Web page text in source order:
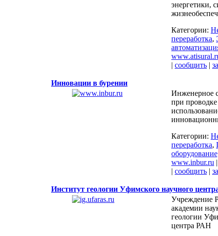
энергетики,
Категории:
переработка,
| сообщить |
Инновации в бурении
Инженерное
при
Категории:
переработка,
www.inbur.ru
| сообщить |
Институт геологии Уфимского научного
Учреждение
академии
геологии
центра РАН